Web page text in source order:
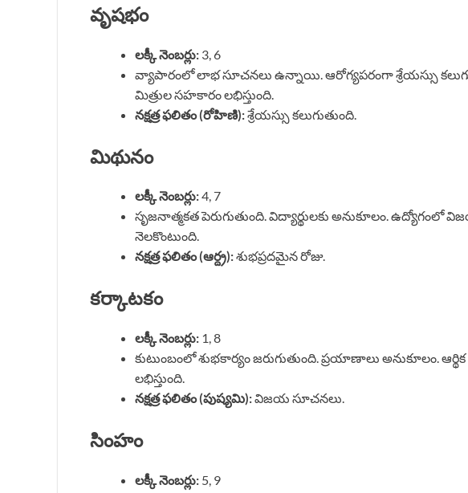
వృషభం
లక్కీ నెంబర్లు: 3, 6
వ్యాపారంలో లాభ సూచనలు ఉన్నాయి. ఆరోగ్యపరంగా శ్రేయస్సు
మిత్రుల సహకారం లభిస్తుంది.
నక్షత్ర ఫలితం (రోహిణి):శ్రేయస్సు కలుగుతుంది.
మిథునం
లక్కీ నెంబర్లు:4, 7
సృజనాత్మకత పెరుగుతుంది. విద్యార్థులకు అనుకూలం.
నెలకొంటుంది.
నక్షత్ర ఫలితం (ఆర్ద్ర):శుభప్రదమైన రోజు.
కర్కాటకం
లక్కీ నెంబర్లు: 1, 8
కుటుంబంలో శుభకార్యం జరుగుతుంది. ప్రయాణాలు అనుకూలం.
లభిస్తుంది.
నక్షత్ర ఫలితం (పుష్యమి):విజయ సూచనలు.
సింహం
లక్కీ నెంబర్లు: 5, 9